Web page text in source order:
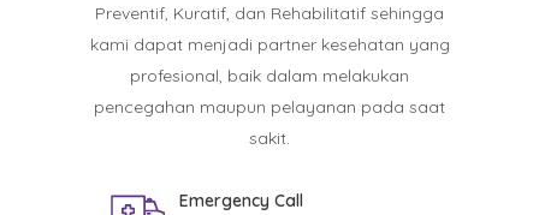
Preventif, Kuratif, dan Rehabilitatif sehingga
kami dapat menjadi partner kesehatan yang
profesional, baik dalam melakukan
pencegahan maupun pelayanan pada saat
sakit.
Emergency Call